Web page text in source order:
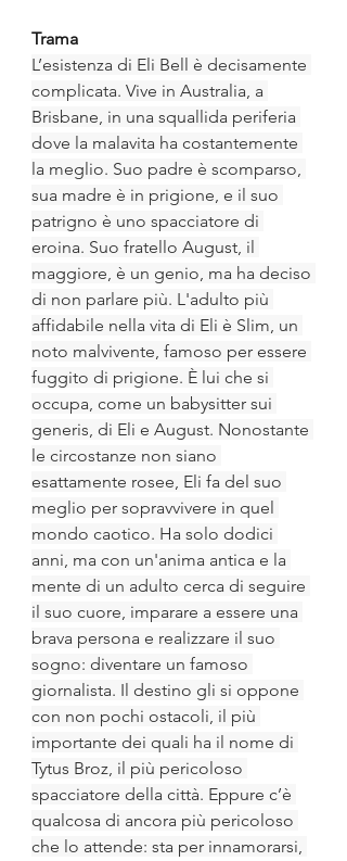
Trama
L’esistenza di Eli Bell è decisamente
complicata. Vive in Australia, a
Brisbane, in una squallida periferia
dove la malavita ha costantemente
la meglio. Suo padre è scomparso,
sua madre è in prigione, e il suo
patrigno è uno spacciatore di
eroina. Suo fratello August, il
maggiore, è un genio, ma ha deciso
di non parlare più. L'adulto più
affidabile nella vita di Eli è Slim, un
noto malvivente, famoso per essere
fuggito di prigione. È lui che si
occupa, come un babysitter sui
generis, di Eli e August. Nonostante
le circostanze non siano
esattamente rosee, Eli fa del suo
meglio per sopravvivere in quel
mondo caotico. Ha solo dodici
anni, ma con un'anima antica e la
mente di un adulto cerca di seguire
il suo cuore, imparare a essere una
brava persona e realizzare il suo
sogno: diventare un famoso
giornalista. Il destino gli si oppone
con non pochi ostacoli, il più
importante dei quali ha il nome di
Tytus Broz, il più pericoloso
spacciatore della città. Eppure c’è
qualcosa di ancora più pericoloso
che lo attende: sta per innamorarsi,